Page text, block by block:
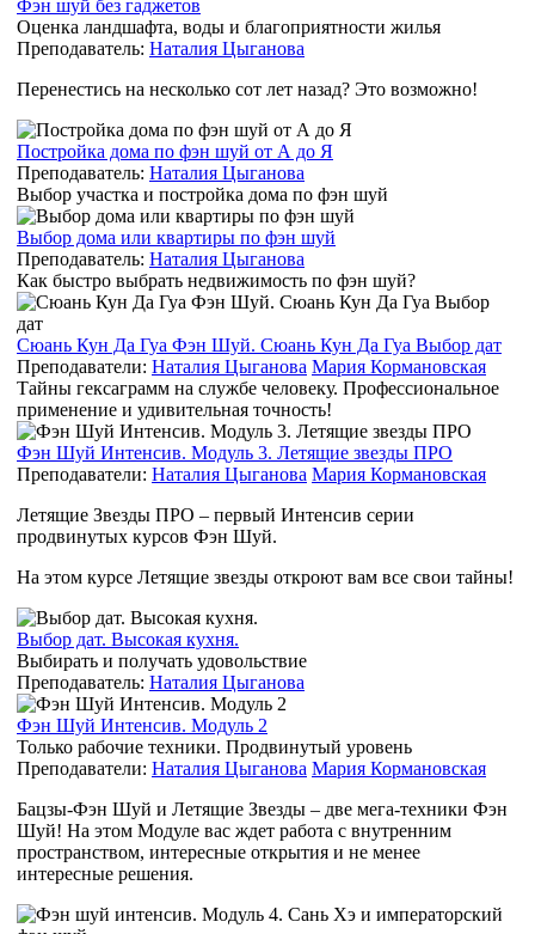
Фэн шуй без гаджетов
Оценка ландшафта, воды и благоприятности жилья
Преподаватель: Наталия Цыганова
Перенестись на несколько сот лет назад? Это возможно!
Постройка дома по фэн шуй от А до Я
Преподаватель: Наталия Цыганова
Выбор участка и постройка дома по фэн шуй
Выбор дома или квартиры по фэн шуй
Преподаватель: Наталия Цыганова
Как быстро выбрать недвижимость по фэн шуй?
Сюань Кун Да Гуа Фэн Шуй. Сюань Кун Да Гуа Выбор дат
Преподаватели: Наталия Цыганова Мария Кормановская
Тайны гексаграмм на службе человеку. Профессиональное
применение и удивительная точность!
Фэн Шуй Интенсив. Модуль 3. Летящие звезды ПРО
Преподаватели: Наталия Цыганова Мария Кормановская
Летящие Звезды ПРО – первый Интенсив серии
продвинутых курсов Фэн Шуй.
На этом курсе Летящие звезды откроют вам все свои тайны!
Выбор дат. Высокая кухня.
Выбирать и получать удовольствие
Преподаватель: Наталия Цыганова
Фэн Шуй Интенсив. Модуль 2
Только рабочие техники. Продвинутый уровень
Преподаватели: Наталия Цыганова Мария Кормановская
Бацзы-Фэн Шуй и Летящие Звезды – две мега-техники Фэн
Шуй! На этом Модуле вас ждет работа с внутренним
пространством, интересные открытия и не менее
интересные решения.